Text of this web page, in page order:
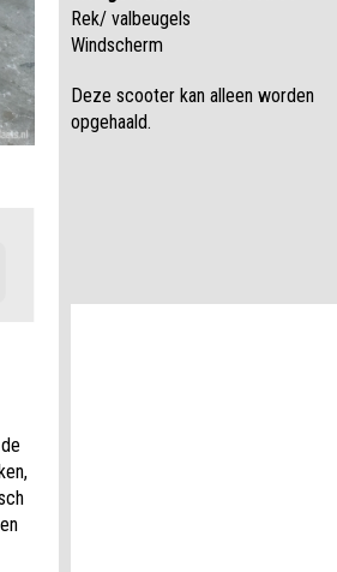
Rek/ valbeugels
Windscherm
Deze scooter kan alleen worden
opgehaald.